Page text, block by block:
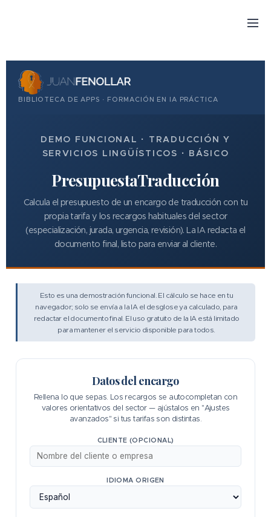
BIBLIOTECA DE APPS · FORMACIÓN EN IA PRÁCTICA
DEMO FUNCIONAL · TRADUCCIÓN Y
SERVICIOS LINGÜÍSTICOS · BÁSICO
PresupuestaTraducción
Calcula el presupuesto de un encargo de traducción con tu
propia tarifa y los recargos habituales del sector
(especialización, jurada, urgencia, revisión). La IA redacta el
documento final, listo para enviar al cliente.
Esto es una demostración funcional. El cálculo se hace en tu
navegador; solo se envía a la IA el desglose ya calculado, para
redactar el documento final. El uso gratuito de la IA está limitado
para mantener el servicio disponible para todos.
Datos del encargo
Rellena lo que sepas. Los recargos se autocompletan con
valores orientativos del sector — ajústalos en "Ajustes
avanzados" si tus tarifas son distintas.
CLIENTE (OPCIONAL)
IDIOMA ORIGEN